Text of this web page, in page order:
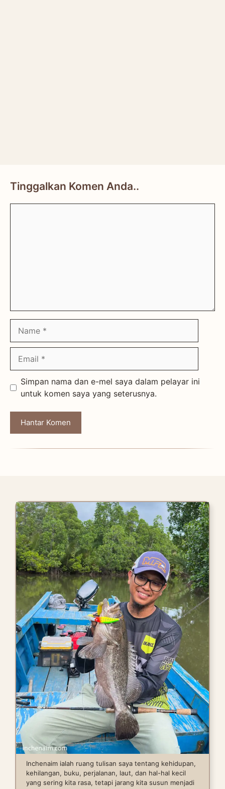
Tinggalkan Komen Anda..
Simpan nama dan e-mel saya dalam pelayar ini
untuk komen saya yang seterusnya.
Inchenaim ialah ruang tulisan saya tentang kehidupan,
kehilangan, buku, perjalanan, laut, dan hal-hal kecil
yang sering kita rasa, tetapi jarang kita susun menjadi